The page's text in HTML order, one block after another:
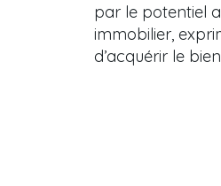
par le potentiel
immobilier,
d’acquérir le